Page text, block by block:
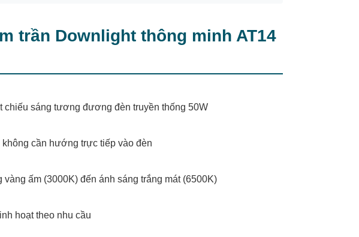
trần Downlight thông minh AT14
chiếu sáng tương đương đèn truyền thống 50W
cần hướng trực tiếp vào đèn
ấm (3000K) đến ánh sáng trắng mát (6500K)
hoạt theo nhu cầu